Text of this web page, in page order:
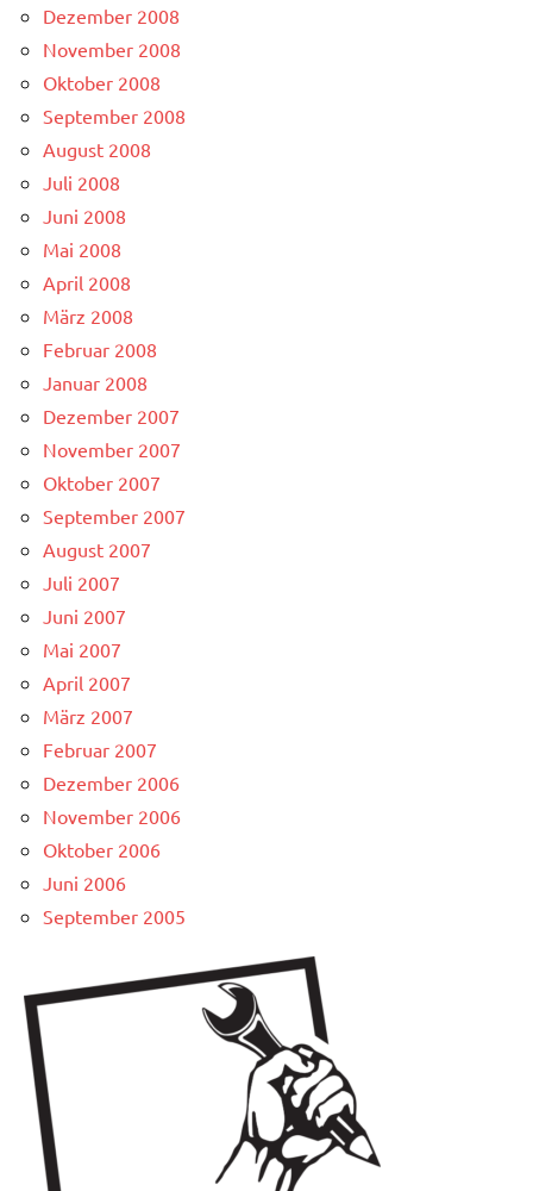
Dezember 2008
November 2008
Oktober 2008
September 2008
August 2008
Juli 2008
Juni 2008
Mai 2008
April 2008
März 2008
Februar 2008
Januar 2008
Dezember 2007
November 2007
Oktober 2007
September 2007
August 2007
Juli 2007
Juni 2007
Mai 2007
April 2007
März 2007
Februar 2007
Dezember 2006
November 2006
Oktober 2006
Juni 2006
September 2005